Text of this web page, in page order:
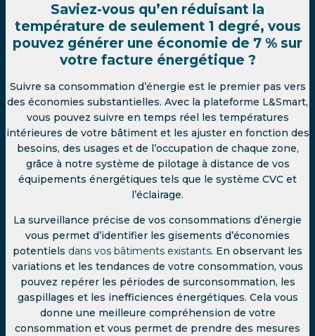
Saviez-vous qu’en réduisant la
température de seulement 1 degré, vous
pouvez générer une économie de 7 % sur
votre facture énergétique ?
Suivre sa consommation d’énergie est le premier pas vers
des économies substantielles. Avec la plateforme L&Smart,
vous pouvez suivre en temps réel les températures
intérieures de votre bâtiment et les ajuster en fonction des
besoins, des usages et de l’occupation de chaque zone,
grâce à notre système de pilotage à distance de vos
équipements énergétiques tels que le système CVC et
l’éclairage.
La surveillance précise de vos consommations d’énergie
vous permet d’identifier les gisements d’économies
potentiels dans vos bâtiments existants. En observant les
variations et les tendances de votre consommation, vous
pouvez repérer les périodes de surconsommation, les
gaspillages et les inefficiences énergétiques. Cela vous
donne une meilleure compréhension de votre
consommation et vous permet de prendre des mesures